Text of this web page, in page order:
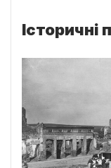
Історичні